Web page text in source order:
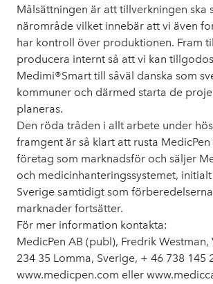
Målsättningen är att tillverkningen ska
närområde vilket innebär att vi även
har kontroll över produktionen. Fram
producera internt så att vi kan
Medimi®Smart till såväl danska som
kommuner och därmed starta de
planeras.
Den röda tråden i allt arbete under
framgent är så klart att rusta
företag som marknadsför och säljer
och medicinhanteringssystemet,
Sverige samtidigt som
marknader fortsätter.
För mer information kontakta:
MedicPen AB (publ), Fredrik Westman,
234 35 Lomma, Sverige, + 46 738 145
www.medicpen.com eller